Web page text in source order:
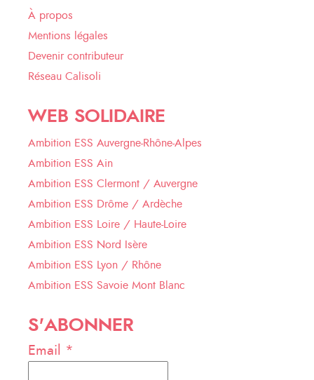
À propos
Mentions légales
Devenir contributeur
Réseau Calisoli
WEB SOLIDAIRE
Ambition ESS Auvergne-Rhône-Alpes
Ambition ESS Ain
Ambition ESS Clermont / Auvergne
Ambition ESS Drôme / Ardèche
Ambition ESS Loire / Haute-Loire
Ambition ESS Nord Isère
Ambition ESS Lyon / Rhône
Ambition ESS Savoie Mont Blanc
S'ABONNER
Email *